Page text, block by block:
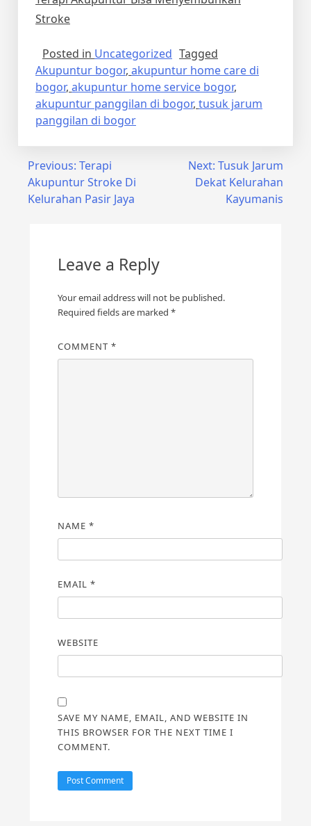
Stroke
Posted in Uncategorized Tagged
Akupuntur bogor, akupuntur home care di
bogor, akupuntur home service bogor,
akupuntur panggilan di bogor, tusuk jarum
panggilan di bogor
Post
navigation
Previous: Terapi
Akupuntur Stroke Di
Kelurahan Pasir Jaya
Next: Tusuk Jarum
Dekat Kelurahan
Kayumanis
Leave a Reply
Your email address will not be published.
Required fields are marked *
COMMENT *
NAME *
EMAIL *
WEBSITE
SAVE MY NAME, EMAIL, AND WEBSITE IN
THIS BROWSER FOR THE NEXT TIME I
COMMENT.